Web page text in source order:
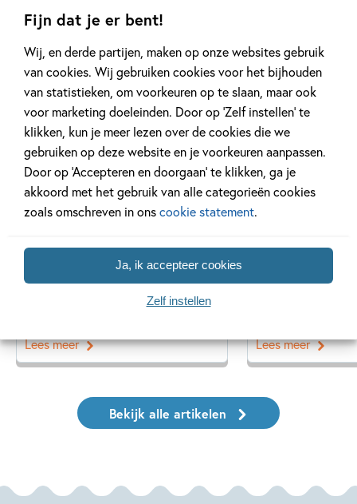
Fijn dat je er bent!
Wij, en derde partijen, maken op onze websites gebruik
van cookies. Wij gebruiken cookies voor het bijhouden
van statistieken, om voorkeuren op te slaan, maar ook
voor marketing doeleinden. Door op ‘Zelf instellen’ te
klikken, kun je meer lezen over de cookies die we
gebruiken op deze website en je voorkeuren aanpassen.
Door op ‘Accepteren en doorgaan’ te klikken, ga je
akkoord met het gebruik van alle categorieën cookies
zoals omschreven in onscookie statement.
Ja, ik accepteer cookies
Zelf instellen
Gerelateerde artikelen
Ons Kinderpanel leest:
‘Marvel Superhelden’
Kinderpanel
Lees meer
De leukste
Tiplijst
Lees meer
Bekijk alle artikelen